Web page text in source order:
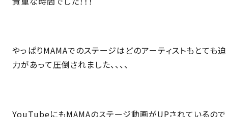
やっぱりMAMAでのステージはどのアーティストもとても迫
力があって圧倒されました、、、、
YouTubeにもMAMAのステージ動画がUPされているので